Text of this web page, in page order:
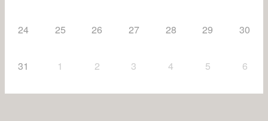
24 25 26 27 28 29 30
31 1 2 3 4 5 6